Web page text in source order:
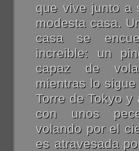
que vive junto a
modesta casa.
casa se
increible: un
capaz de
mientras lo
Torre de Tokyo
con unos
volando por el
es atravesada